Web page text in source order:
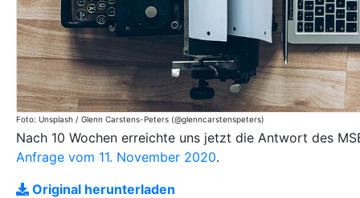
Foto: Unsplash / Glenn Carstens-Peters (@glenncarstenspeters)
Nach 10 Wochen erreichte uns jetzt die Antwort des
Anfrage vom 11. November 2020.
Original herunterladen